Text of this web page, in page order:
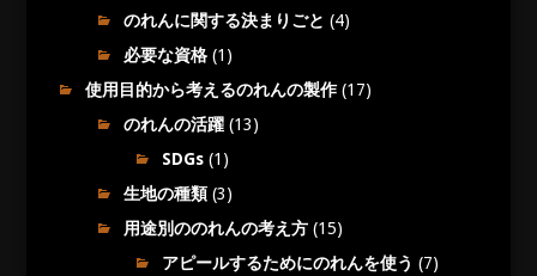
のれんに関する決まりごと (4)
必要な資格(1)
使用目的から考えるのれんの製作(17)
のれんの活躍(13)
SDGs(1)
生地の種類(3)
用途別ののれんの考え方(15)
アピールするためにのれんを使う (7)